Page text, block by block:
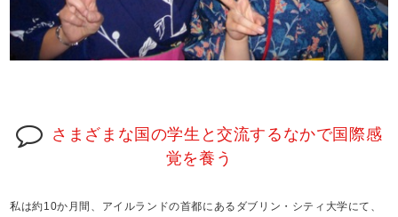
さまざまな国の学生と交流するなかで国際感
覚を養う
私は約10か月間、アイルランドの首都にあるダブリン・シティ大学にて、